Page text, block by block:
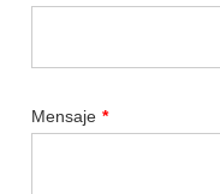
Mensaje *